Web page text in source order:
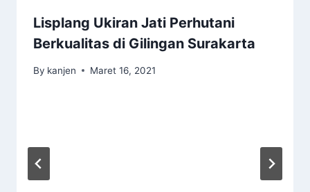
Lisplang Ukiran Jati Perhutani
Berkualitas di Gilingan Surakarta
By kanjen Maret 16, 2021